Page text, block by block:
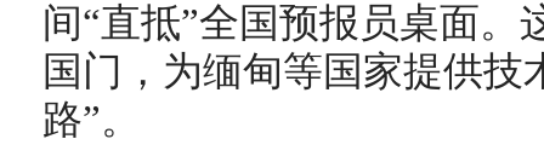
间“直抵”全国预报员桌面。
国门，为缅甸等国家提供技
路”。